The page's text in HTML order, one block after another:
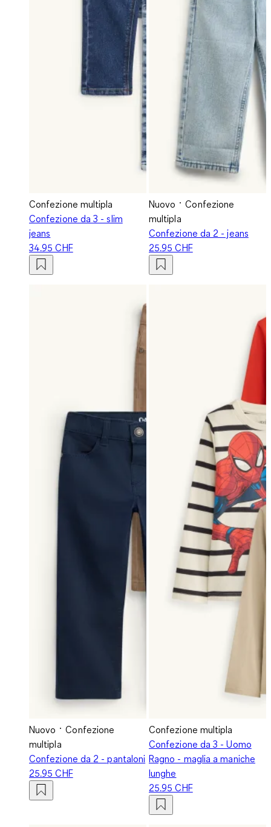
Confezione multipla
Confezione da 3 - slim
jeans
34.95 CHF
Nuovo
Confezione
multipla
Confezione da 2 - jeans
25.95 CHF
Nuovo
Confezione
multipla
Confezione da 2 - pantaloni
25.95 CHF
Confezione multipla
Confezione da 3 - Uomo
Ragno - maglia a maniche
lunghe
25.95 CHF